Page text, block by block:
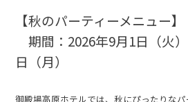
【秋のパーティーメニュー】
期間：2026年9月1日（火
日（月）
御殿場高原ホテルでは、秋にぴったりな